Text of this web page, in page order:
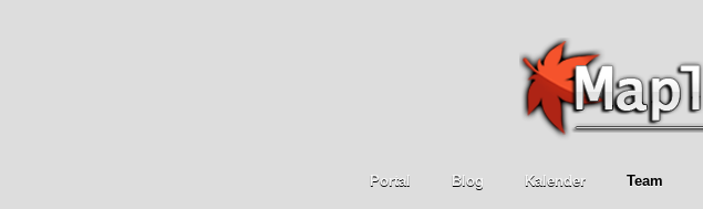
Portal Blog Kalender Team